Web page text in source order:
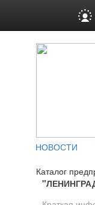
НОВОСТИ
Каталог